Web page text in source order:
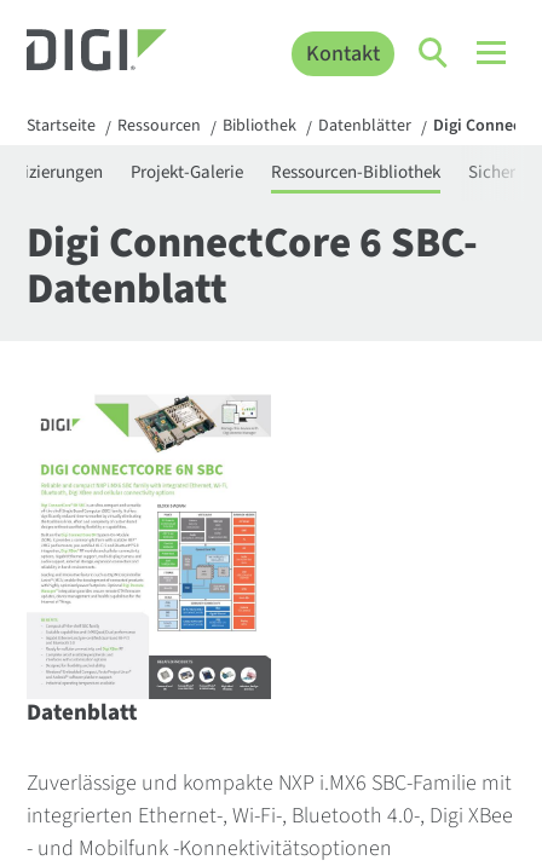
Kontakt
Startseite / Ressourcen / Bibliothek / Datenblätter / Digi
Projekt-Galerie Ressourcen-Bibliothek
Digi ConnectCore 6 SBC-
Datenblatt
Zuverlässige und kompakte NXP i.MX6 SBC-Familie mit
integrierten Ethernet-, Wi-Fi-, Bluetooth 4.0-, Digi XBee
- und Mobilfunk -Konnektivitätsoptionen
Datenblatt